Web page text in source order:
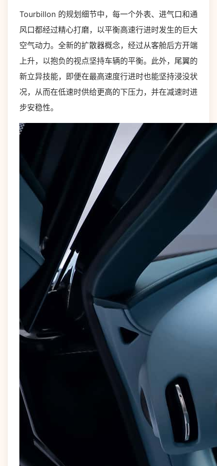
Tourbillon 的规划细节中，每一个外表、进气口和通
风口都经过精心打磨，以平衡高速行进时发生的巨大
空气动力。全新的扩散器概念，经过从客舱后方开端
上升，以抱负的视点坚持车辆的平衡。此外，尾翼的
新立异技能，即便在最高速度行进时也能坚持浸没状
况，从而在低速时供给更高的下压力，并在减速时进
步安稳性。